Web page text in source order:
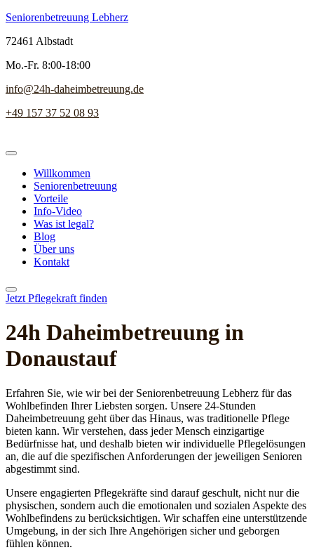
Seniorenbetreuung Lebherz
72461 Albstadt
Mo.-Fr. 8:00-18:00
info@24h-daheimbetreuung.de
+49 157 37 52 08 93
Willkommen
Seniorenbetreuung
Vorteile
Info-Video
Was ist legal?
Blog
Über uns
Kontakt
Jetzt Pflegekraft finden
24h Daheim­betreuung in
Donaustauf
Erfahren Sie, wie wir bei der Seniorenbetreuung Lebherz für das
Wohlbefinden Ihrer Liebsten sorgen. Unsere 24-Stunden
Daheimbetreuung geht über das Hinaus, was traditionelle Pflege
bieten kann. Wir verstehen, dass jeder Mensch einzigartige
Bedürfnisse hat, und deshalb bieten wir individuelle Pflegelösungen
an, die auf die spezifischen Anforderungen der jeweiligen Senioren
abgestimmt sind.
Unsere engagierten Pflegekräfte sind darauf geschult, nicht nur die
physischen, sondern auch die emotionalen und sozialen Aspekte des
Wohlbefindens zu berücksichtigen. Wir schaffen eine unterstützende
Umgebung, in der sich Ihre Angehörigen sicher und geborgen
fühlen können.